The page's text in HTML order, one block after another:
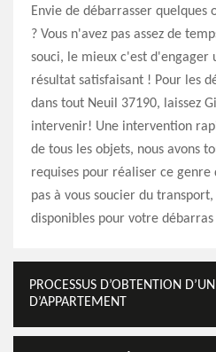
Envie de débarrasser
? Vous n'avez pas assez de
souci, le mieux c'est d'engager
résultat satisfaisant ! Pour les
dans tout Neuil 37190, laissez
intervenir! Une intervention
de tous les objets, nous avons
requises pour réaliser ce genre
pas à vous soucier du
disponibles pour votre débarras
PROCESSUS D’OBTENTION
D’APPARTEMENT